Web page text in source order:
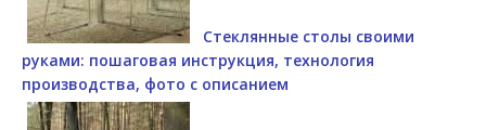
Стеклянные столы своими
руками: пошаговая инструкция, технология
производства, фото с описанием